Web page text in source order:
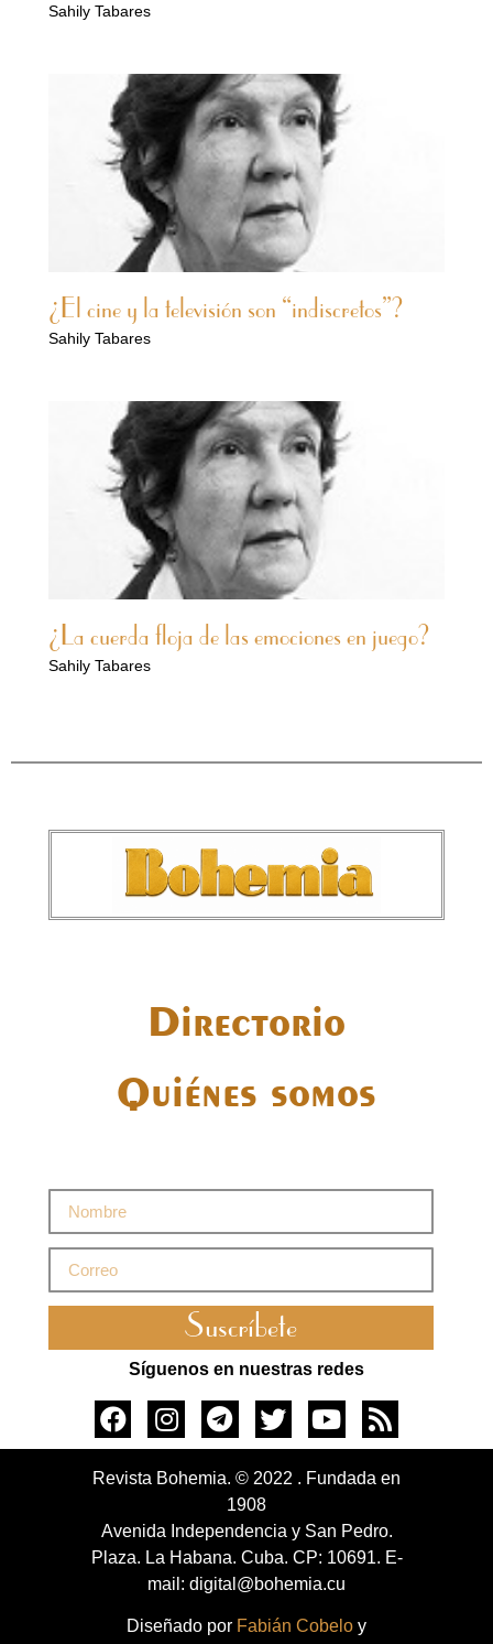
Sahily Tabares
¿El cine y la televisión son “indiscretos”?
Sahily Tabares
¿La cuerda floja de las emociones en juego?
Sahily Tabares
Directorio
Quiénes somos
Suscríbete
Síguenos en nuestras redes
Revista Bohemia. © 2022 . Fundada en
1908
Avenida Independencia y San Pedro.
Plaza. La Habana. Cuba. CP: 10691. E-
mail: digital@bohemia.cu
Diseñado por Fabián Cobelo y